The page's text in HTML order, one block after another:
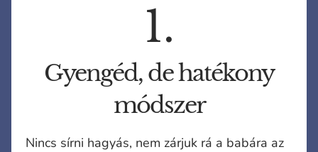
1.
Gyengéd, de hatékony
módszer
Nincs sírni hagyás, nem zárjuk rá a babára az